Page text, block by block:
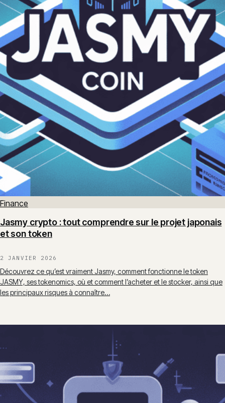
Finance
Jasmy crypto : tout comprendre sur le projet japonais
et son token
2 JANVIER 2026
Découvrez ce qu’est vraiment Jasmy, comment fonctionne le token
JASMY, ses tokenomics, où et comment l’acheter et le stocker, ainsi que
les principaux risques à connaître…